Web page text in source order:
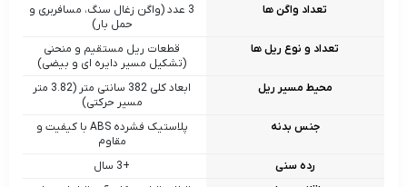
تعداد واگن ها
3 عدد (واگن زغال‌ سنگ، مسافربری و
حمل بار)
تعداد و نوع ریل ها
قطعات ریل مستقیم و منحنی
(تشکیل مسیر دایره‌ ای و بیضی)
محیط مسیر ریل
ابعاد کلی 382 سانتی‌ متر (3.82 متر
مسیر حرکتی)
جنس بدنه
پلاستیک فشرده ABS با کیفیت و
مقاوم
رده سنی
+3 سال